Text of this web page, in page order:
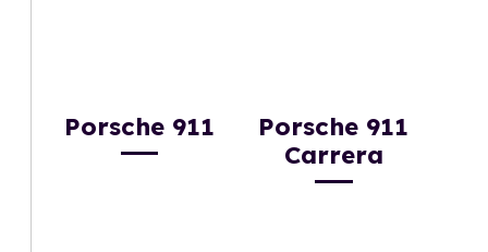
Porsche 911
Porsche 911
Carrera